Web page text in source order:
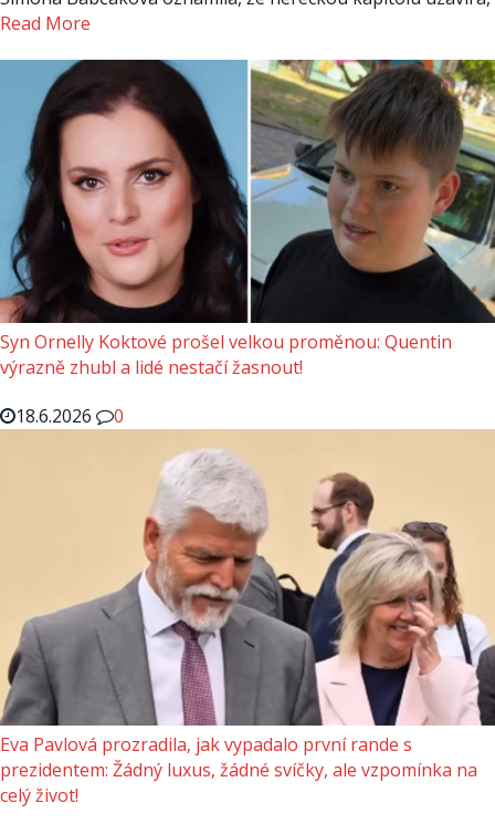
Read More
Syn Ornelly Koktové prošel velkou proměnou: Quentin
výrazně zhubl a lidé nestačí žasnout!
18.6.2026
0
Eva Pavlová prozradila, jak vypadalo první rande s
prezidentem: Žádný luxus, žádné svíčky, ale vzpomínka na
celý život!